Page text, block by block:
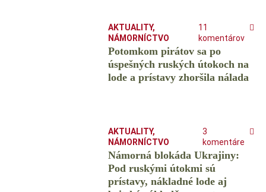
AKTUALITY,
NÁMORNÍCTVO
11
komentárov
Potomkom pirátov sa po
úspešných ruských útokoch na
lode a prístavy zhoršila nálada
AKTUALITY,
NÁMORNÍCTVO
3
komentáre
Námorná blokáda Ukrajiny:
Pod ruskými útokmi sú
prístavy, nákladné lode aj